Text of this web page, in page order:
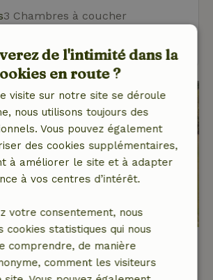
3 Chambres à coucher
à Burgh-Haamstede
de Burgh-Haamstede
de l'intimité dans la
en route ?
visite sur notre site se déroule
nous utilisons toujours des
Vous pouvez également
des cookies supplémentaires,
à améliorer le site et à adapter
à vos centres d’intérêt.
votre consentement, nous
cookies statistiques qui nous
comprendre, de manière
comment les visiteurs